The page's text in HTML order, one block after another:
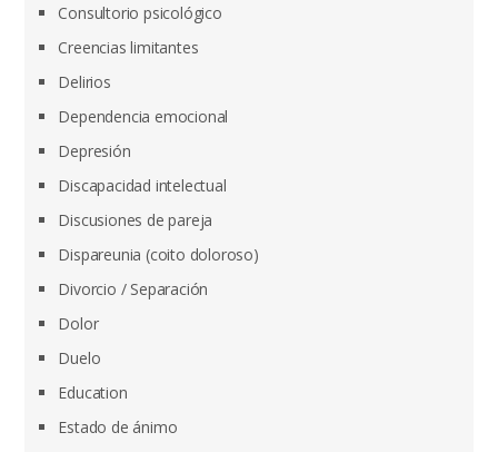
Consultorio psicológico
Creencias limitantes
Delirios
Dependencia emocional
Depresión
Discapacidad intelectual
Discusiones de pareja
Dispareunia (coito doloroso)
Divorcio / Separación
Dolor
Duelo
Education
Estado de ánimo